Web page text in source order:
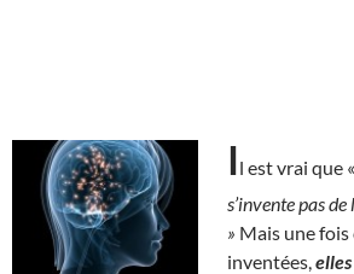
Il est vrai que «
s’invente pas
» Mais une fois
inventées,